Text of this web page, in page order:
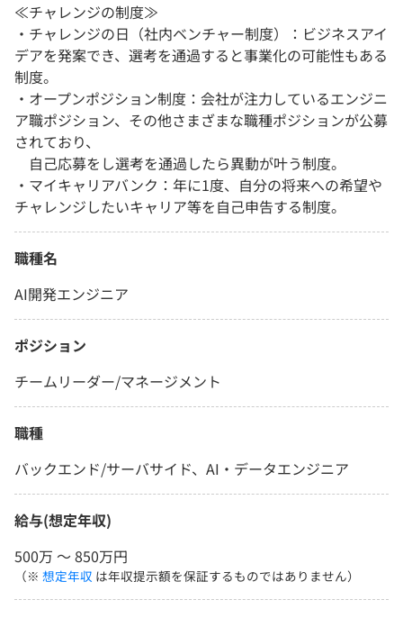
≪チャレンジの制度≫
・チャレンジの日（社内ベンチャー制度）：ビジネスアイ
デアを発案でき、選考を通過すると事業化の可能性もある
制度。
・オープンポジション制度：会社が注力しているエンジニ
ア職ポジション、その他さまざまな職種ポジションが公募
されており、
自己応募をし選考を通過したら異動が叶う制度。
・マイキャリアバンク：年に1度、自分の将来への希望や
チャレンジしたいキャリア等を自己申告する制度。
職種名
AI開発エンジニア
ポジション
チームリーダー/マネージメント
職種
バックエンド/サーバサイド、AI・データエンジニア
給与(想定年収)
500万 〜 850万円
（※ 想定年収 は年収提示額を保証するものではありません）